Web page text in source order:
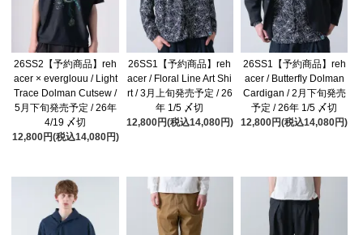
26SS2【予約商品】reh
acer × everglouu / Light
Trace Dolman Cutsew /
5月下旬発売予定 / 26年
4/19 〆切
12,800円(税込14,080円)
26SS1【予約商品】reh
acer / Floral Line Art Shi
rt / 3月上旬発売予定 / 26
年 1/5 〆切
12,800円(税込14,080円)
26SS1【予約商品】reh
acer / Butterfly Dolman
Cardigan / 2月下旬発売
予定 / 26年 1/5 〆切
12,800円(税込14,080円)